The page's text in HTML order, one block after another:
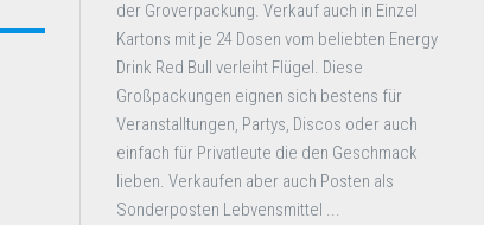
der Groverpackung. Verkauf auch in Einzel
Kartons mit je 24 Dosen vom beliebten Energy
Drink Red Bull verleiht Flügel. Diese
Großpackungen eignen sich bestens für
Veranstalltungen, Partys, Discos oder auch
einfach für Privatleute die den Geschmack
lieben. Verkaufen aber auch Posten als
Sonderposten Lebvensmittel ...